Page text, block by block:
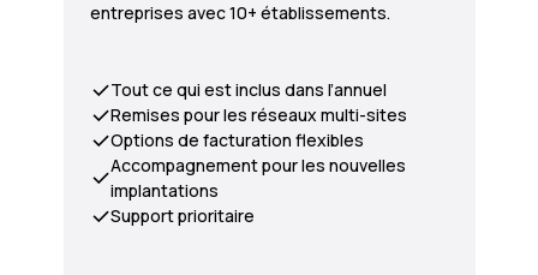
entreprises avec 10+ établissements.
Tout ce qui est inclus dans l’annuel
Remises pour les réseaux multi-sites
Options de facturation flexibles
Accompagnement pour les nouvelles
implantations
Support prioritaire